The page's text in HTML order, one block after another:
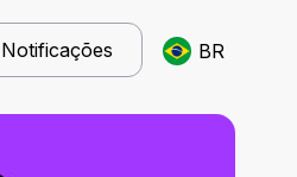
Notificações BR